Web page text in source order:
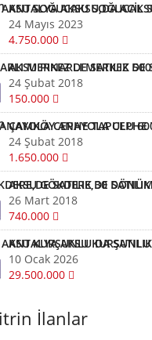
24 Mayıs 2023
4.750.000
24 Şubat 2018
150.000
24 Şubat 2018
1.650.000
26 Mart 2018
740.000
10 Ocak 2026
29.500.000
İlanlar